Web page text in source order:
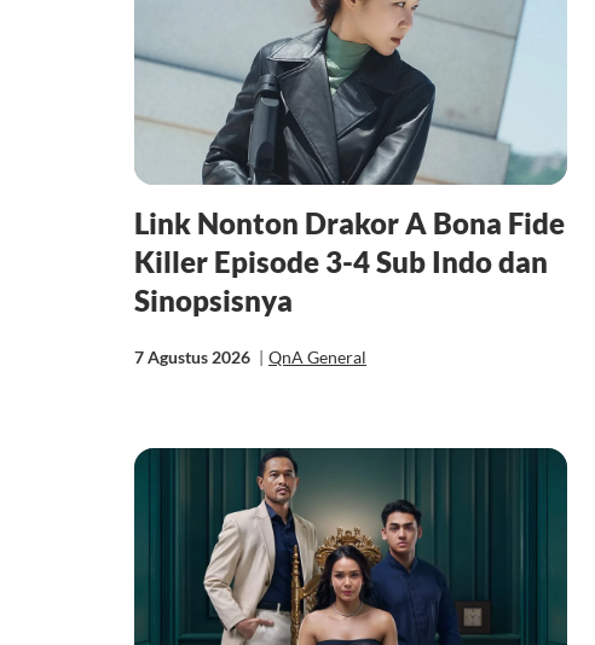
Link Nonton Drakor A Bona Fide
Killer Episode 3-4 Sub Indo dan
Sinopsisnya
7 Agustus 2026 | QnA General